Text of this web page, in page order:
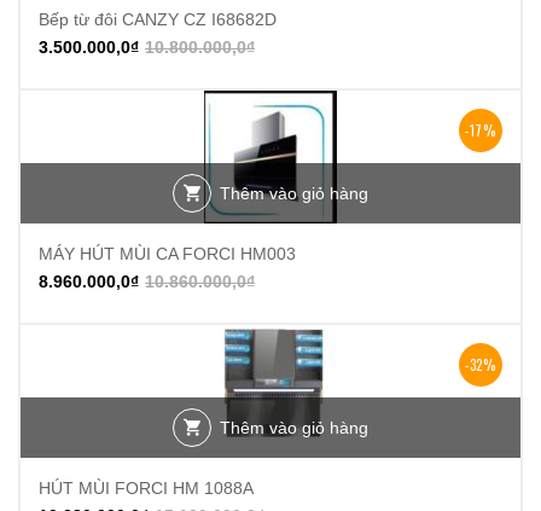
Bếp từ đôi CANZY CZ I68682D
10.800.000,0₫
3.500.000,0₫
-17%
Thêm vào giỏ hàng
MÁY HÚT MÙI CA FORCI HM003
10.860.000,0₫
8.960.000,0₫
-32%
Thêm vào giỏ hàng
HÚT MÙI FORCI HM 1088A